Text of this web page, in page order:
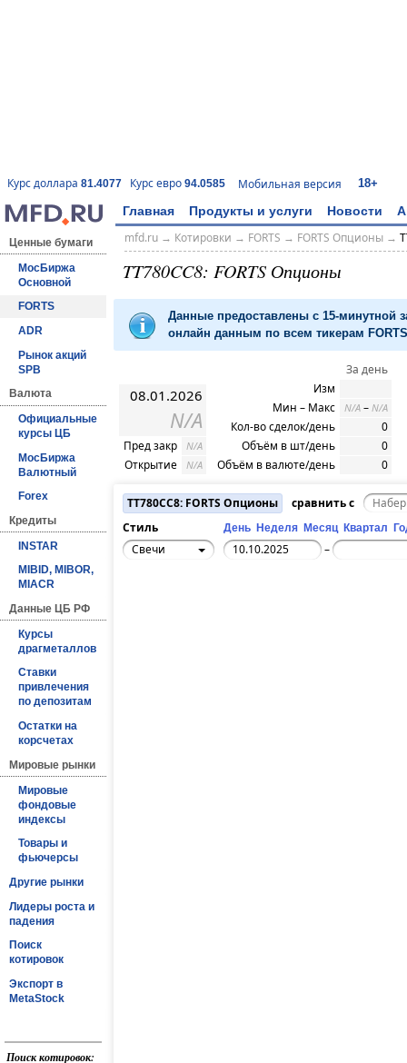
Курс доллара 81.4077 Курс евро 94.0585 Мобильная версия 18+
Главная Продукты и услуги Новости
Ценные бумаги
МосБиржа
Основной
FORTS
ADR
Рынок акций
SPB
Валюта
Официальные
курсы ЦБ
МосБиржа
Валютный
Forex
Кредиты
INSTAR
MIBID, MIBOR,
MIACR
Данные ЦБ РФ
Курсы
драгметаллов
Ставки
привлечения
по депозитам
Остатки на
корсчетах
Мировые рынки
Мировые
фондовые
индексы
Товары и
фьючерсы
Другие рынки
Лидеры роста и
падения
Поиск
котировок
Экспорт в
MetaStock
Поиск котировок:
mfd.ru→ Котировки → FORTS → FORTS Опционы→
TT780CC8: FORTS Опционы
Данные предоставлены с 15-минутной
онлайн данным по всем тикерам
08.01.2026
N/A
Пред закр N/A
Открытие N/A
За день
Изм
Мин – Макс
N/A – N/A
Кол-во сделок/день
0
Объём в шт/день
0
Объём в валюте/день
0
TT780CC8: FORTS Опционы
сравнить с
Стиль
День Неделя Месяц Квартал
Свечи –